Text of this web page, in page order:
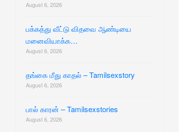
August 6, 2026
பக்கத்து வீட்டு விதவை ஆண்டியை
மனைவியாக்க…
August 6, 2026
தங்கை மீது காதல் – Tamilsexstory
August 6, 2026
பால் காரன் – Tamilsexstories
August 6, 2026